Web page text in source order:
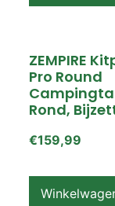
ZEMPIRE
Pro Round
Rond,
€159,99